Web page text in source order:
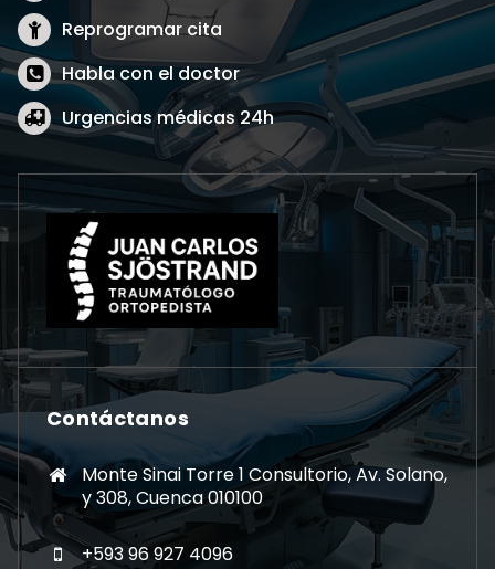
Reprogramar cita
Habla con el doctor
Urgencias médicas 24h
Contáctanos
Monte Sinai Torre 1 Consultorio, Av. Solano,
y 308, Cuenca 010100
+593 96 927 4096